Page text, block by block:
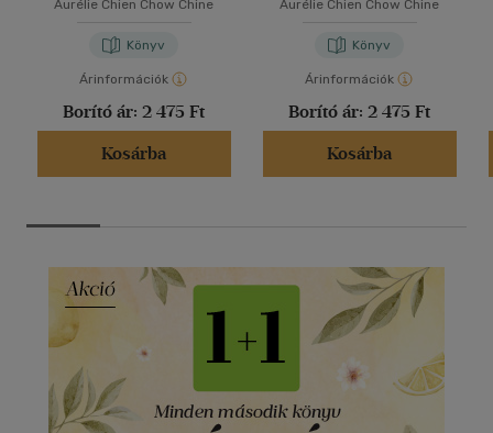
Aurélie Chien Chow Chine
Könyv
Árinformációk
Borító ár: 2 475 Ft
Kosárba
Aurélie Chien Chow Chine
Könyv
Árinformációk
Borító ár: 2 475 Ft
Kosárba